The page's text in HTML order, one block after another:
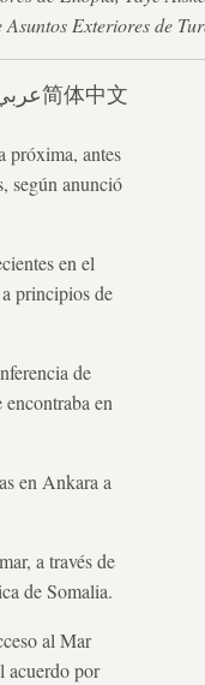
Exteriores de
简体中文
próxima, antes
según anunció
en el
principios de
de
en
en Ankara a
a través de
de Somalia.
al Mar
acuerdo por